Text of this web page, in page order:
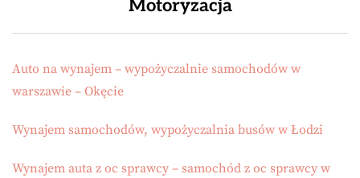
Motoryzacja
Auto na wynajem – wypożyczalnie samochodów w
warszawie – Okęcie
Wynajem samochodów, wypożyczalnia busów w Łodzi
Wynajem auta z oc sprawcy – samochód z oc sprawcy w